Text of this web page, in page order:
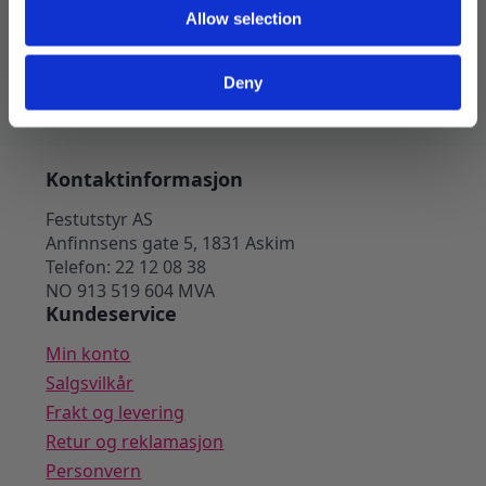
Allow selection
Deny
Legg I Handlekurv
Kontaktinformasjon
Festutstyr AS
Anfinnsens gate 5, 1831 Askim
Telefon: 22 12 08 38
NO 913 519 604 MVA
Kundeservice
Min konto
Salgsvilkår
Frakt og levering
Retur og reklamasjon
Personvern